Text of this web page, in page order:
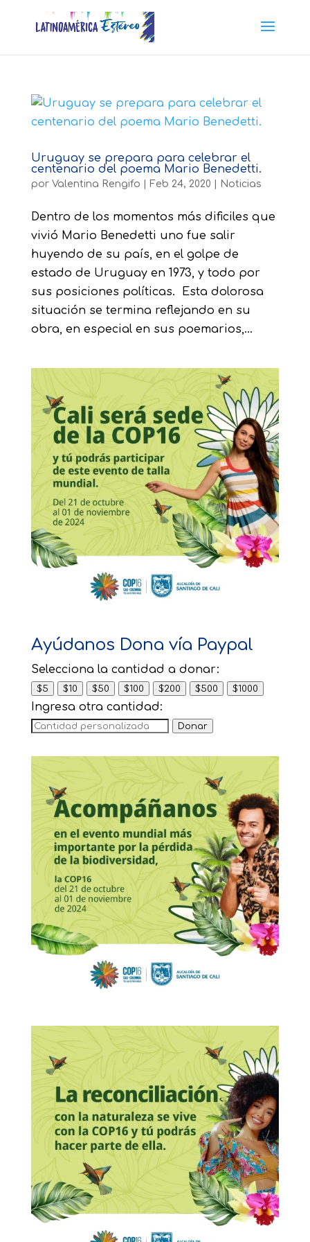
Uruguay se prepara para celebrar el
centenario del poema Mario Benedetti.
por Valentina Rengifo Feb 24, 2020 Noticias
Dentro de los momentos más dificiles que
vivió Mario Benedetti uno fue salir
huyendo de su país, en el golpe de
estado de Uruguay en 1973, y todo por
sus posiciones políticas. Esta dolorosa
situación se termina reflejando en su
obra, en especial en sus poemarios,...
Ayúdanos Dona vía Paypal
Selecciona la cantidad a donar:
$5 $10 $50 $100 $200 $500 $1000
Ingresa otra cantidad:
Donar